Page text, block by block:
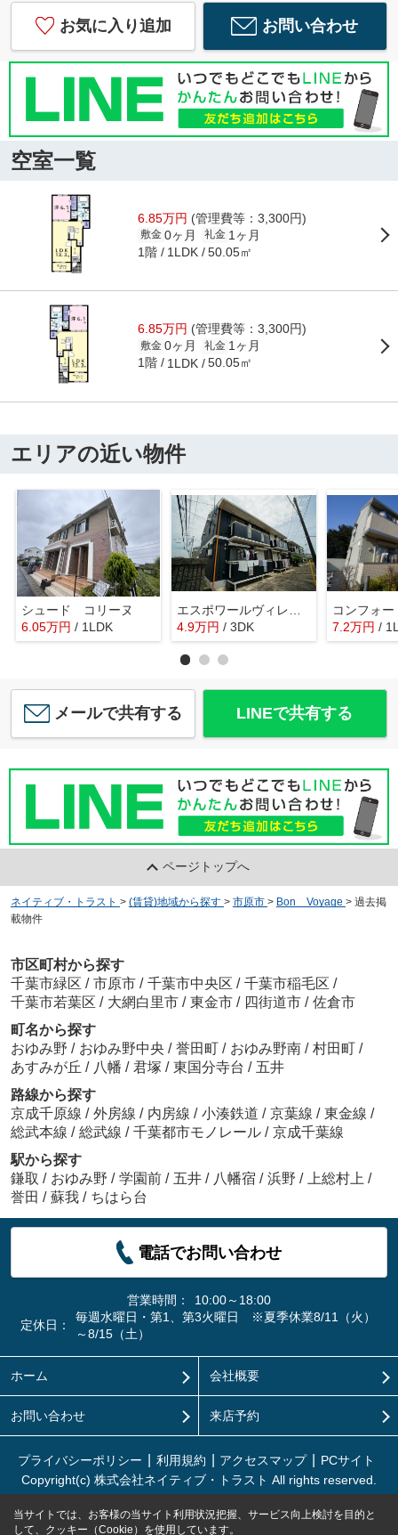
お気に入り追加 お問い合わせ
空室一覧
6.85万円 (管理費等：3,300円)
敷金 0ヶ月 礼金 1ヶ月
1階 1LDK 50.05㎡
6.85万円 (管理費等：3,300円)
敷金 0ヶ月 礼金 1ヶ月
1階 1LDK 50.05㎡
エリアの近い物件
シュード コリーヌ
6.05万円 / 1LDK
エスポワールヴィレッジⅠ
4.9万円 / 3DK
コンフォー
7.2万円 /
メールで共有する LINEで共有する
ページトップへ
ネイティブ・トラスト > (賃貸)地域から探す > 市原市 > Bon Voyage > 過去掲
載物件
市区町村から探す
千葉市緑区 / 市原市 / 千葉市中央区 / 千葉市稲毛区 /
千葉市若葉区 / 大網白里市 / 東金市 / 四街道市 / 佐倉市
町名から探す
おゆみ野 / おゆみ野中央 / 誉田町 / おゆみ野南 / 村田町 /
あすみが丘 / 八幡 / 君塚 / 東国分寺台 / 五井
路線から探す
京成千原線 / 外房線 / 内房線 / 小湊鉄道 / 京葉線 / 東金線 /
総武本線 / 総武線 / 千葉都市モノレール / 京成千葉線
駅から探す
鎌取 / おゆみ野 / 学園前 / 五井 / 八幡宿 / 浜野 / 上総村上 /
誉田 / 蘇我 / ちはら台
電話でお問い合わせ
営業時間：
10:00～18:00
定休日：
毎週水曜日・第1、第3火曜日 ※夏季休業8/11（火）
～8/15（土）
ホーム 会社概要
お問い合わせ 来店予約
プライバシーポリシー 利用規約 アクセスマップ
PCサイト
Copyright(c) 株式会社ネイティブ・トラスト All rights reserved.
当サイトでは、お客様の当サイト利用状況把握、サービス向上検討を目的と
して、クッキー（Cookie）を使用しています。